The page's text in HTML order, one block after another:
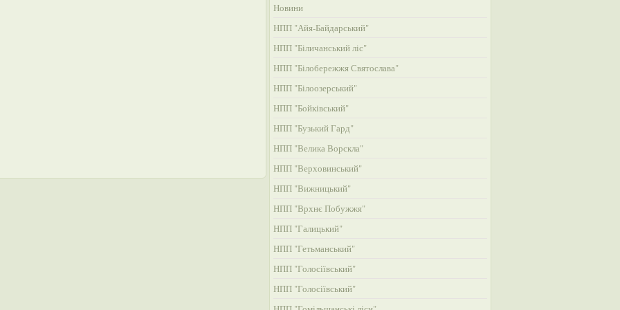
Новини
НПП "Айя-Байдарський"
НПП "Біличанський ліс"
НПП "Білобережжя Святослава"
НПП "Білоозерський"
НПП "Бойківський"
НПП "Бузький Гард"
НПП "Велика Ворскла"
НПП "Верховинський"
НПП "Вижницький"
НПП "Врхнє Побужжя"
НПП "Галицький"
НПП "Гетьманський"
НПП "Голосіївський"
НПП "Голосіївський"